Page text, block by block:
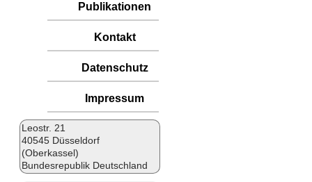
Publikationen
Kontakt
Datenschutz
Impressum
Leostr. 21
40545 Düsseldorf
(Oberkassel)
Bundesrepublik Deutschland